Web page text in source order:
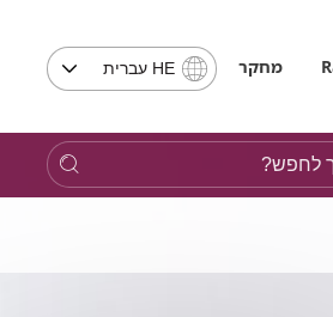
מחקר HE עברית